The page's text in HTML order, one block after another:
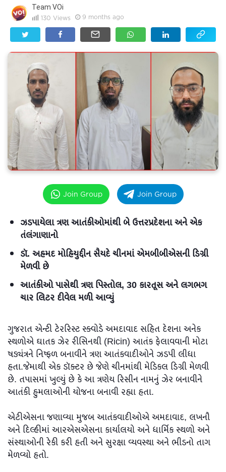
Team VOi
130 Views 9 months ago
Join Group Join Group
ઝડપાયેલા ત્રણ આતંકીઓમાંથી બે ઉત્તરપ્રદેશના અને એક
તંલંગાણાનો
ડૉ. અહમદ મોહિયુદ્દીન સૈયદે ચીનમાં એમબીબીએસની ડિગ્રી
મેળવી છે
આતંકીઓ પાસેથી ત્રણ પિસ્તોલ, 30 કારતૂસ અને લગભગ
ચાર લિટર દીવેલ મળી આવ્યું
ગુજરાત એન્ટી ટેરરિસ્ટ સ્ક્વોડે અમદાવાદ સહિત દેશના અનેક
સ્થળોએ ઘાતક ઝેર રીસિનથી (Ricin) આતંક ફેલાવવાની મોટા
ષડ્યંત્રને નિષ્ફળ બનાવીને ત્રણ આતંકવાદીઓને ઝડપી લીધા
હતા.જેમાથી એક ડૉક્ટર છે જેણે ચીનમાંથી મેડિકલ ડિગ્રી મેળવી
છે. તપાસમાં ખુલ્યું છે કે આ ત્રણેય રિસીન નામનું ઝેર બનાવીને
આતંકી હુમલાઓની યોજના બનાવી રહ્યા હતા.
એટીએસના જણાવ્યા મુજબ આતંકવાદીઓએ અમદાવાદ, લખનૌ
અને દિલ્હીમાં આરએસએસના કાર્યાલયો અને ધાર્મિક સ્થળો અને
સંસ્થાઓની રેકી કરી હતી અને સુરક્ષા વ્યવસ્થા અને ભીડનો તાગ
મેળવ્યો હતો.